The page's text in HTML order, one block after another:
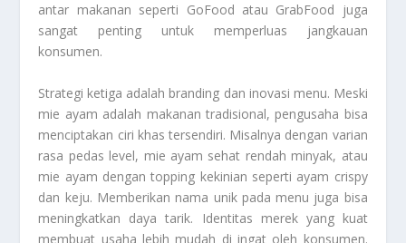
antar makanan seperti GoFood atau GrabFood juga
sangat penting untuk memperluas jangkauan
konsumen.
Strategi ketiga adalah branding dan inovasi menu. Meski
mie ayam adalah makanan tradisional, pengusaha bisa
menciptakan ciri khas tersendiri. Misalnya dengan varian
rasa pedas level, mie ayam sehat rendah minyak, atau
mie ayam dengan topping kekinian seperti ayam crispy
dan keju. Memberikan nama unik pada menu juga bisa
meningkatkan daya tarik. Identitas merek yang kuat
membuat usaha lebih mudah di ingat oleh konsumen.